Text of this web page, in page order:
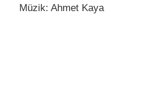
Müzik: Ahmet Kaya